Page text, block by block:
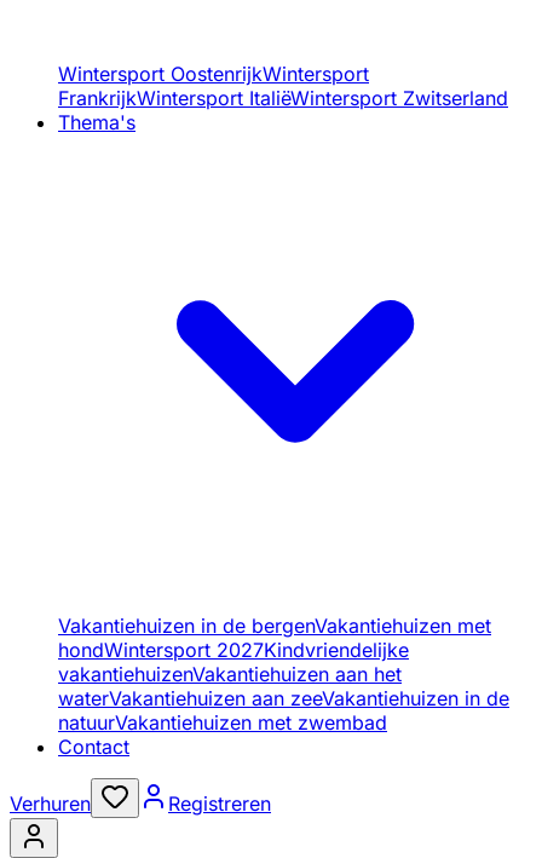
Wintersport OostenrijkWintersport
FrankrijkWintersport ItaliëWintersport Zwitserland
Thema's
Vakantiehuizen in de bergenVakantiehuizen met
hondWintersport 2027Kindvriendelijke
vakantiehuizenVakantiehuizen aan het
waterVakantiehuizen aan zeeVakantiehuizen in de
natuurVakantiehuizen met zwembad
Contact
Verhuren Registreren